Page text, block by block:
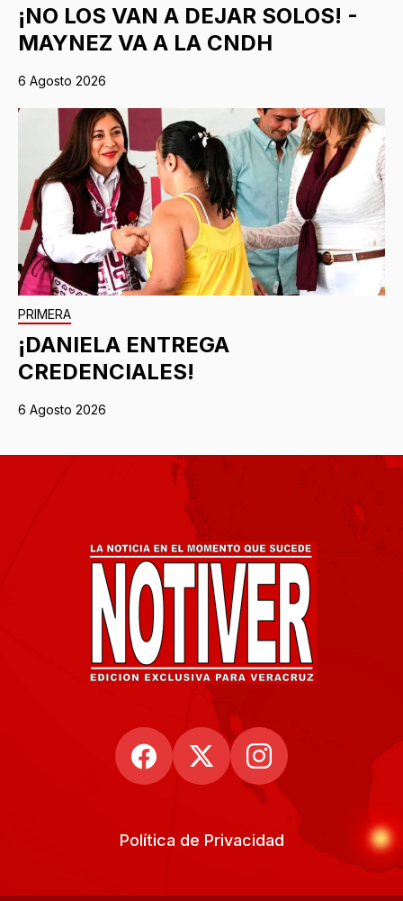
¡NO LOS VAN A DEJAR SOLOS! -
MAYNEZ VA A LA CNDH
6 Agosto 2026
PRIMERA
¡DANIELA ENTREGA
CREDENCIALES!
6 Agosto 2026
Política de Privacidad